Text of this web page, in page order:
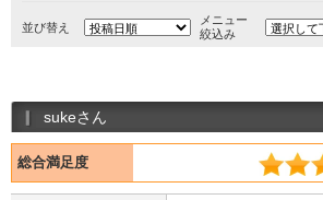
並び替え
メニュー
絞込み
sukeさん
総合満足度